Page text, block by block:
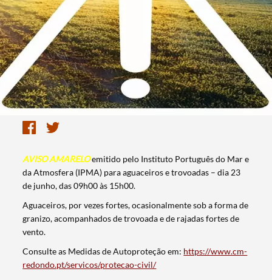
AVISO AMARELOemitido pelo Instituto Português do Mar e
da Atmosfera (IPMA) para aguaceiros e trovoadas – dia 23
de junho, das 09h00 às 15h00.
Aguaceiros, por vezes fortes, ocasionalmente sob a forma de
granizo, acompanhados de trovoada e de rajadas fortes de
vento.
Consulte as Medidas de Autoproteção em: https://www.cm-
redondo.pt/servicos/protecao-civil/